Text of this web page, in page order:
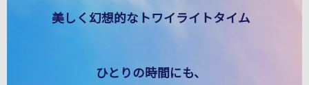
美しく幻想的なトワイライトタイム
ひとりの時間にも、